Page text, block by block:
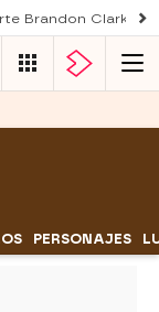
Brandon Clarke
PERSONAJES